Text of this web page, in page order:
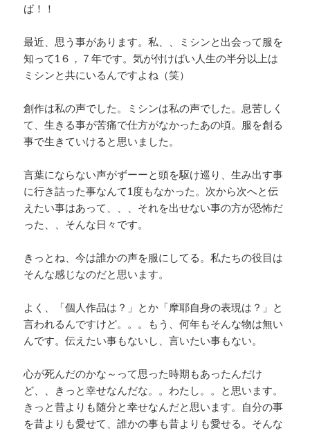
ば！！
最近、思う事があります。私、、ミシンと出会って服を
知って1６，７年です。気が付けばい人生の半分以上は
ミシンと共にいるんですよね（笑）
創作は私の声でした。ミシンは私の声でした。息苦しく
て、生きる事が苦痛で仕方がなかったあの頃。服を創る
事で生きていけると思いました。
言葉にならない声がずーーと頭を駆け巡り、生み出す事
に行き詰った事なんて1度もなかった。次から次へと伝
えたい事はあって、、、それを出せない事の方が恐怖だ
った、、そんな日々です。
きっとね、今は誰かの声を服にしてる。私たちの役目は
そんな感じなのだと思います。
よく、「個人作品は？」とか「摩耶自身の表現は？」と
言われるんですけど。。。もう、何年もそんな物は無い
んです。伝えたい事もないし、言いたい事もない。
心が死んだのかな～って思った時期もあったんだけ
ど、、きっと幸せなんだな。。わたし。。と思います。
きっと昔よりも随分と幸せなんだと思います。自分の事
を昔よりも愛せて、誰かの事も昔よりも愛せる。そんな